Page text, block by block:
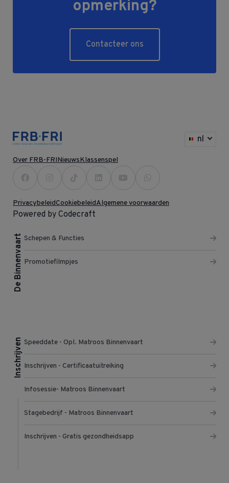
opmerking?
Contacteer ons
nl
Over FRB-FRINieuwsKlassenspel
PrivacybeleidCookiebeleidAlgemene voorwaarden
Powered by Codecraft
De Binnenvaart Schepen & Functies
Promotiefilmpjes
Inschrijven Speeddate - Opl. Matroos Binnenvaart
Inschrijven - Certificaatuitreiking
Infosessie- Matroos Binnenvaart
Stagebedrijf - Matroos Binnenvaart
Inschrijven - Gratis gezondheidsapp